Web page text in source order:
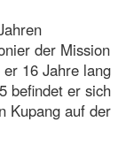
der Mission
16 Jahre lang
befindet er sich
Kupang auf der